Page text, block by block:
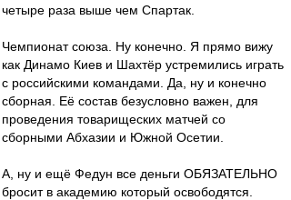
четыре раза выше чем Спартак.
Чемпионат союза. Ну конечно. Я прямо вижу
как Динамо Киев и Шахтёр устремились играть
с российскими командами. Да, ну и конечно
сборная. Её состав безусловно важен, для
проведения товарищеских матчей со
сборными Абхазии и Южной Осетии.
А, ну и ещё Федун все деньги ОБЯЗАТЕЛЬНО
бросит в академию который освободятся.